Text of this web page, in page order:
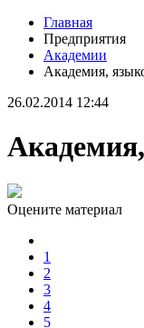
Главная
Предприятия
Академии
Академия,
26.02.2014 12:44
Оцените материал
1
2
3
4
5